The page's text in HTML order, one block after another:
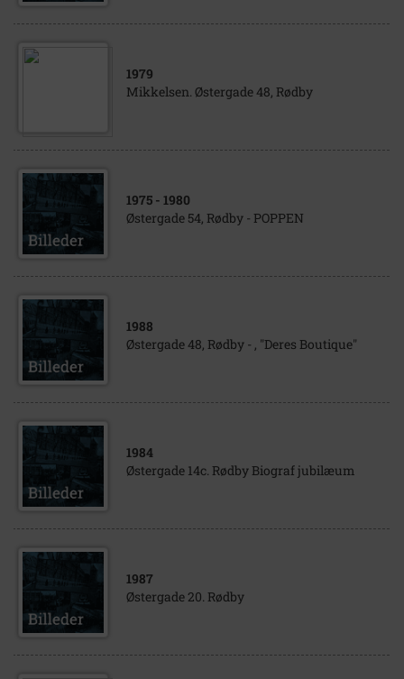
1979
Mikkelsen. Østergade 48, Rødby
1975 - 1980
Østergade 54, Rødby - POPPEN
1988
Østergade 48, Rødby - , "Deres Boutique"
1984
Østergade 14c. Rødby Biograf jubilæum
1987
Østergade 20. Rødby